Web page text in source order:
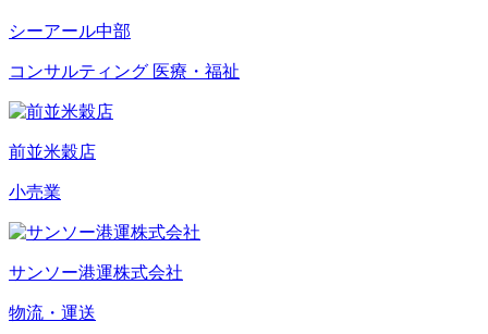
シーアール中部
コンサルティング 医療・福祉
前並米穀店
小売業
サンソー港運株式会社
物流・運送